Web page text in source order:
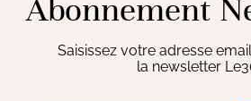
Abonnement
Saisissez votre adresse
la newsletter